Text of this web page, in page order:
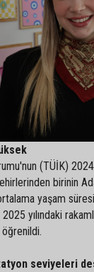
(TÜİK) 2024
birinin
yaşam
2025 yılındaki
öğrenildi.
seviyeleri